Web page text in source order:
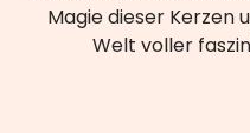
Magie dieser Kerzen
Welt voller